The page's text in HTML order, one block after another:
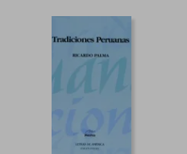
dcto.